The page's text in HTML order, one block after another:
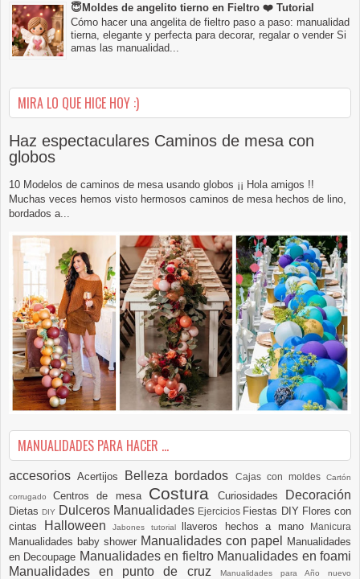
😇Moldes de angelito tierno en Fieltro ❤️ Tutorial
Cómo hacer una angelita de fieltro paso a paso: manualidad
tierna, elegante y perfecta para decorar, regalar o vender Si
amas las manualidad...
MIRA LO QUE HICE HOY :)
Haz espectaculares Caminos de mesa con
globos
10 Modelos de caminos de mesa usando globos ¡¡ Hola amigos !!
Muchas veces hemos visto hermosos caminos de mesa hechos de lino,
bordados a...
MANUALIDADES PARA HACER ...
accesoriosAcertijos Belleza bordados Cajas con moldesCartón
corrugadoCentros de mesa Costura Curiosidades Decoración
DietasDIY Dulceros Manualidades Ejercicios Fiestas DIY Flores con
cintas
Halloween Jabones tutorial llaveros hechos a mano Manicura
Manualidades baby shower Manualidades con papel
Manualidades
en Decoupage Manualidades en fieltro Manualidades en foami
Manualidades en punto de cruz
Manualidades para Año nuevo